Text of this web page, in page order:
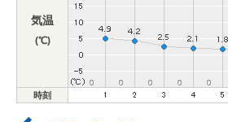
気温
(℃)
時刻